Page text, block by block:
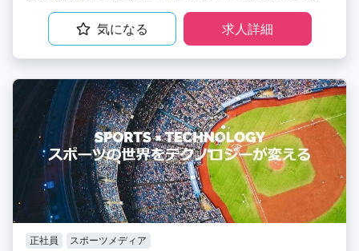
気になる 求人詳細
正社員 スポーツメディア